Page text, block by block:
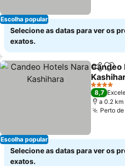
Escolha popular
Selecione as datas para ver os
exatos.
Escolha popular
Partilhar
Candeo
4 Estrelas
8,7
a 0.2
Perto
Selecione as datas para ver os
exatos.